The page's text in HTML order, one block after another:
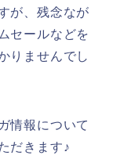
が、残念なが
セールなどを
りませんでし
情報について
だきます♪